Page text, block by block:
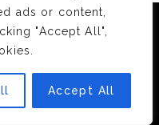
ads or content,
"Accept All",
Accept All
Alice et 2/ 13 pays.
garantir la meilleure
continuez à utiliser ce
acceptez l'utilisation des